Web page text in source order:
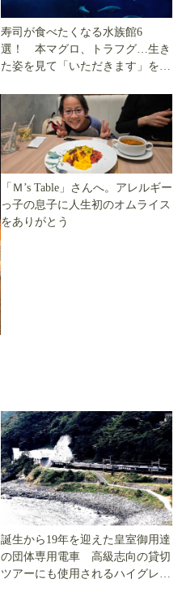
寿司が食べたくなる水族館6
選！ 本マグロ、トラフグ…生き
た姿を見て「いただきます」を考
「Ｍ’s Table」さんへ。アレルギー
っ子の息子に人生初のオムライス
をありがとう
誕生から19年を迎えた皇室御用達
の団体専用電車 高級志向の貸切
ツアーにも使用されるハイグレー